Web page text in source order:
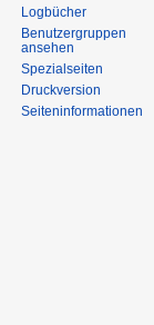
Logbücher
Benutzergruppen
ansehen
Spezialseiten
Druckversion
Seiten­informationen